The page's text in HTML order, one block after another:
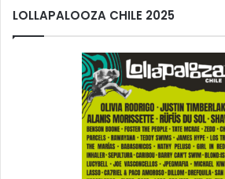
LOLLAPALOOZA CHILE 2025